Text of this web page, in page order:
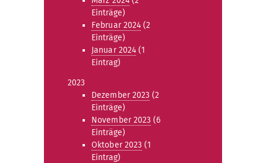
Einträge)
Februar 2024 (2
Einträge)
Januar 2024 (1
Eintrag)
2023
Dezember 2023 (2
Einträge)
November 2023 (6
Einträge)
Oktober 2023 (1
Eintrag)